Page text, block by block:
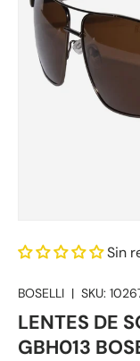
Sin
BOSELLI | SKU:
LENTES DE
GBH013